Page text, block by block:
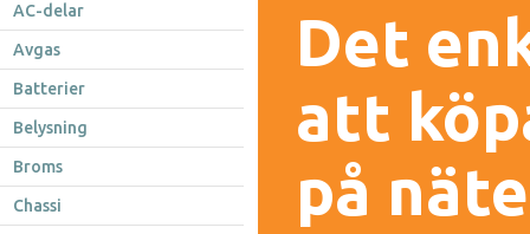
AC-delar
Avgas
Batterier
Belysning
Broms
Chassi
Det
att
på